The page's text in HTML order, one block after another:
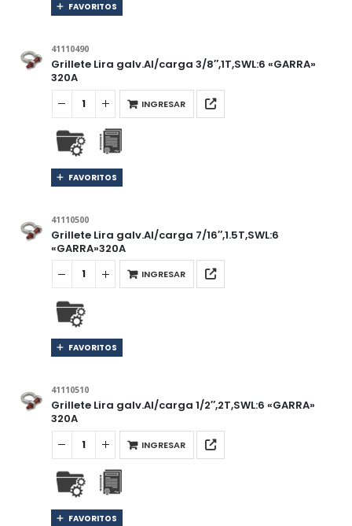
FAVORITOS
41110490
Grillete Lira galv.Al/carga 3/8″,1T,SWL:6 «GARRA»
320A
INGRESAR
FAVORITOS
41110500
Grillete Lira galv.Al/carga 7/16″,1.5T,SWL:6
«GARRA»320A
INGRESAR
FAVORITOS
41110510
Grillete Lira galv.Al/carga 1/2″,2T,SWL:6 «GARRA»
320A
INGRESAR
FAVORITOS